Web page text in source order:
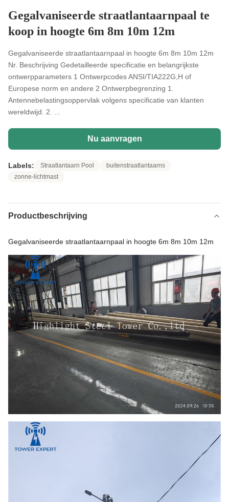
Gegalvaniseerde straatlantaarnpaal te
koop in hoogte 6m 8m 10m 12m
Gegalvaniseerde straatlantaarnpaal in hoogte 6m 8m 10m 12m
Nr. Beschrijving Gedetailleerde specificatie en belangrijkste
ontwerpparameters 1 Ontwerpcodes ANSI/TIA222G,H of
Europese norm en andere 2 Ontwerpbegrenzing 1.
Antennebelastingsoppervlak volgens specificatie van klanten
wereldwijd. 2. ...
Nu aanvragen
Labels: Straatlantaarn Pool
buitenstraatlantaarns
zonne-lichtmast
Productbeschrijving
Gegalvaniseerde straatlantaarnpaal in hoogte 6m 8m 10m 12m